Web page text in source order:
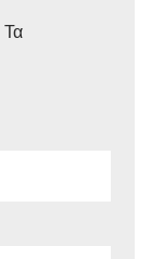
Τα